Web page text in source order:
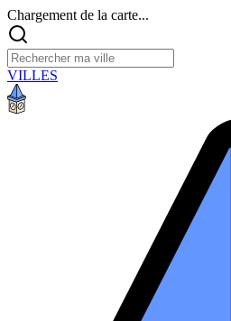
Chargement de la carte...
VILLES